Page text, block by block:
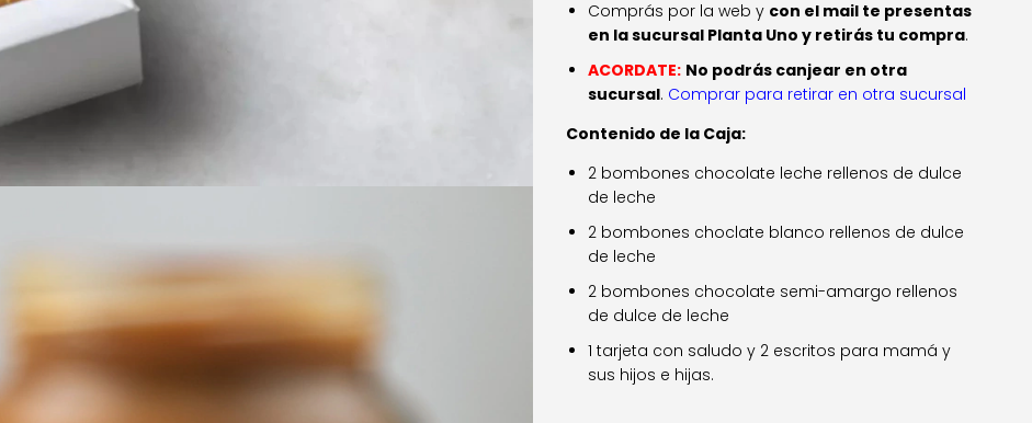
Comprás por la web y con el mail te presentas
en la sucursal Planta Uno y retirás tu compra.
ACORDATE: No podrás canjear en otra
sucursal. Comprar para retirar en otra sucursal
Contenido de la Caja:
2 bombones chocolate leche rellenos de dulce
de leche
2 bombones choclate blanco rellenos de dulce
de leche
2 bombones chocolate semi-amargo rellenos
de dulce de leche
1 tarjeta con saludo y 2 escritos para mamá y
sus hijos e hijas.